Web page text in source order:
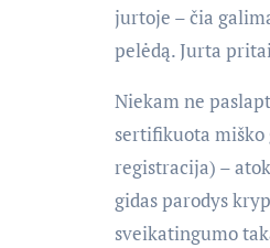
jurtoje – čia
pelėdą. Jurta
Niekam ne
sertifikuota miško
registracija) –
gidas parodys
sveikatingumo